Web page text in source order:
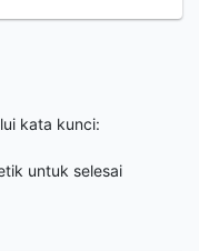
kata kunci:
untuk selesai